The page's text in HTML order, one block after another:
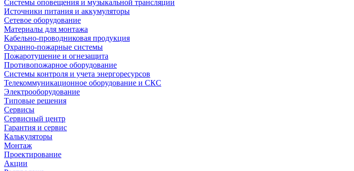
Системы оповещения и музыкальной трансляции
Источники питания и аккумуляторы
Сетевое оборудование
Материалы для монтажа
Кабельно-проводниковая продукция
Охранно-пожарные системы
Пожаротушение и огнезащита
Противопожарное оборудование
Системы контроля и учета энергоресурсов
Телекоммуникационное оборудование и СКС
Электрооборудование
Типовые решения
Сервисы
Сервисный центр
Гарантия и сервис
Калькуляторы
Монтаж
Проектирование
Акции